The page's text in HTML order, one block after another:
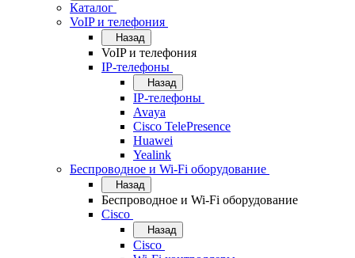
Каталог
VoIP и телефония
Назад
VoIP и телефония
IP-телефоны
Назад
IP-телефоны
Avaya
Cisco TelePresence
Huawei
Yealink
Беспроводное и Wi-Fi оборудование
Назад
Беспроводное и Wi-Fi оборудование
Cisco
Назад
Cisco